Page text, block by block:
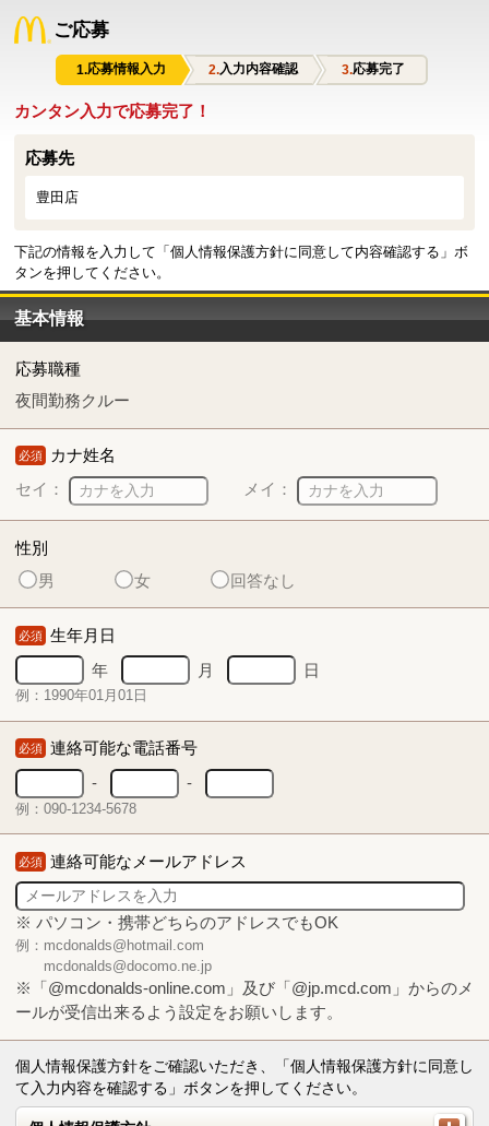
ご応募
応募情報入力 入力内容確認 応募完了
カンタン入力で応募完了！
応募先
豊田店
下記の情報を入力して「個人情報保護方針に同意して内容確認する」ボ
タンを押してください。
基本情報
応募職種
夜間勤務クルー
必須 カナ姓名
セイ：
メイ：
性別
男
女 回答なし
必須 生年月日
年
月 日
例：1990年01月01日
必須 連絡可能な電話番号
-
-
例：090-1234-5678
必須 連絡可能なメールアドレス
※ パソコン・携帯どちらのアドレスでもOK
例：mcdonalds@hotmail.com
mcdonalds@docomo.ne.jp
※「@mcdonalds-online.com」及び「@jp.mcd.com」からのメ
ールが受信出来るよう設定をお願いします。
個人情報保護方針をご確認いただき、「個人情報保護方針に同意し
て入力内容を確認する」ボタンを押してください。